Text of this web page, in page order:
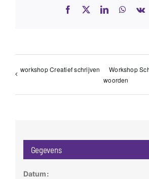
Facebook LinkedIn
workshop Creatief schrijven
Workshop
woorden
Gegevens
Datum: